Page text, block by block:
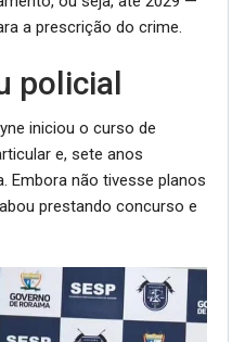
policial
e, sete anos
Embora não tivesse planos
prestando concurso e